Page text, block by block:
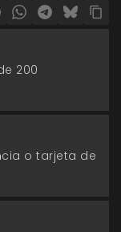
200
o tarjeta de